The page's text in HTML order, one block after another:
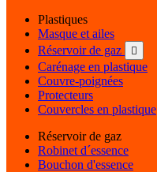
Plastiques
Masque et ailes
Réservoir de gaz

Carénage en plastique
Couvre-poignées
Protecteurs
Couvercles en plastique
Réservoir de gaz
Robinet d´essence
Bouchon d'essence